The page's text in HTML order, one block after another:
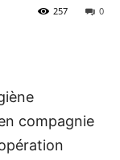
0
257
compagnie